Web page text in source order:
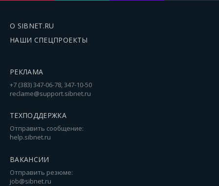
О SIBNET.RU
НАШИ СПЕЦПРОЕКТЫ
РЕКЛАМА
+7 (383) 347-06-78, 347-10-50
reclame@support.sibnet.ru
ТЕХПОДДЕРЖКА
Отправить сообщение:
help.sibnet.ru
ВАКАНСИИ
Отправить резюме:
job@sibnet.ru